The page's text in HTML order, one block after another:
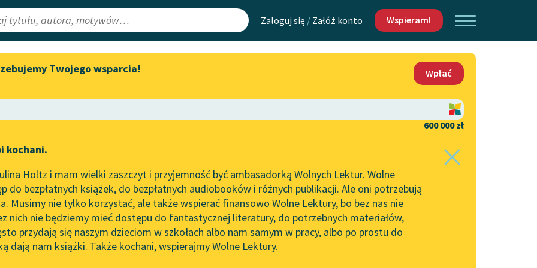
Zaloguj się / Załóż konto Wspieram!
Lektury
redakcyjne
Aktualności
Zapraszamy na spotkanie
literatury skandynawskiej
Wolne Lektury na 32.
Pol’and’Rock Festivalu
„Kochanek Lady Chatterley”
do słuchania na Wolnych
Lekturach
Nowy audiobook – „Marzenie
Mapa Wolnych Lektur
Leśmianator
API
OAI-PMH
Widget Wolnych Lektur
Kontakt
O projekcie
Zasady wykorzystania
Wolnych Lektur
Logotypy
Materiały promocyjne
Twojego wsparcia!
Wpłać
600 000 zł
kochani.
Holtz i mam wielki zaszczyt i przyjemność być ambasadorką Wolnych Lektur. Wolne
do bezpłatnych książek, do bezpłatnych audiobooków i różnych publikacji. Ale oni potrzebują
Musimy nie tylko korzystać, ale także wspierać finansowo Wolne Lektury, bo bez nas nie
nich nie będziemy mieć dostępu do fantastycznej literatury, do potrzebnych materiałów,
przydają się naszym dzieciom w szkołach albo nam samym w pracy, albo po prostu do
dają nam książki. Także kochani, wspierajmy Wolne Lektury.
✖ Rozprawa✖